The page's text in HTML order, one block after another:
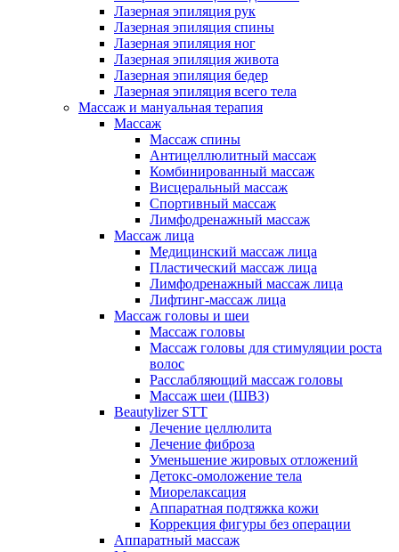
Лазерная эпиляция рук
Лазерная эпиляция спины
Лазерная эпиляция ног
Лазерная эпиляция живота
Лазерная эпиляция бедер
Лазерная эпиляция всего тела
Массаж и мануальная терапия
Массаж
Массаж спины
Антицеллюлитный массаж
Комбинированный массаж
Висцеральный массаж
Спортивный массаж
Лимфодренажный массаж
Массаж лица
Медицинский массаж лица
Пластический массаж лица
Лимфодренажный массаж лица
Лифтинг-массаж лица
Массаж головы и шеи
Массаж головы
Массаж головы для стимуляции роста
волос
Расслабляющий массаж головы
Массаж шеи (ШВЗ)
Beautylizer STT
Лечение целлюлита
Лечение фиброза
Уменьшение жировых отложений
Детокс-омоложение тела
Миорелаксация
Аппаратная подтяжка кожи
Коррекция фигуры без операции
Аппаратный массаж